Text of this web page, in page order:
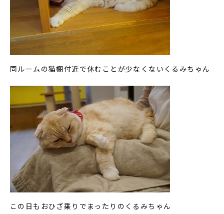
同ルームの猫棚付近で休むことが少なくないくるみちゃん
この日もおひざ乗りでまったりのくるみちゃん